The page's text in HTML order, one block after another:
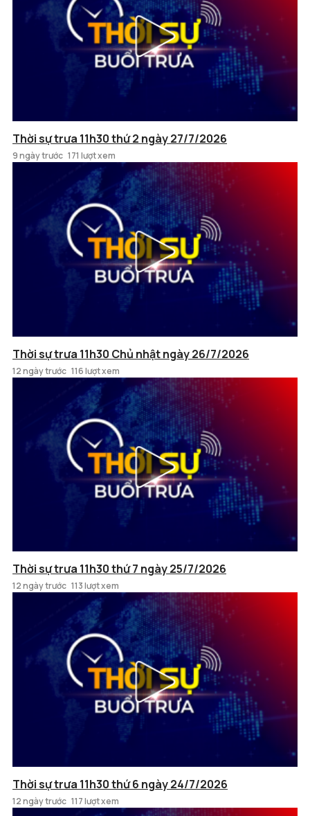
Thời sự trưa 11h30 thứ 2 ngày 27/7/2026
9 ngày trước 171 lượt xem
Thời sự trưa 11h30 Chủ nhật ngày 26/7/2026
12 ngày trước 116 lượt xem
Thời sự trưa 11h30 thứ 7 ngày 25/7/2026
12 ngày trước 113 lượt xem
Thời sự trưa 11h30 thứ 6 ngày 24/7/2026
12 ngày trước 117 lượt xem